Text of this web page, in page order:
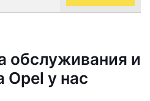
обслуживания и
Opel у нас